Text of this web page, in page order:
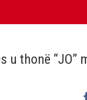
u thonë “JO”